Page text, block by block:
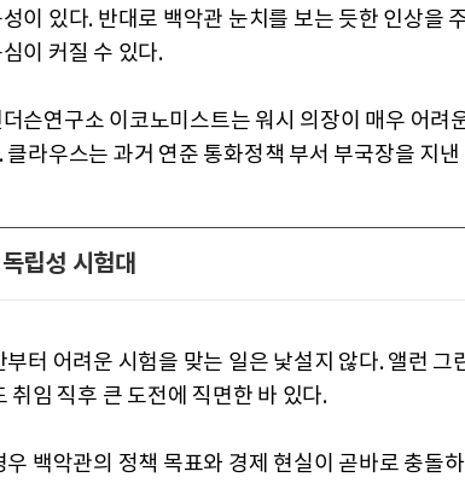
이 있다. 반대로 백악관 눈치를 보는 듯한 인상을
이 커질 수 있다.
슨연구소 이코노미스트는 워시 의장이 매우 어려
클라우스는 과거 연준 통화정책 부서 부국장을 지
립성 시험대
터 어려운 시험을 맞는 일은 낯설지 않다. 앨런 그
취임 직후 큰 도전에 직면한 바 있다.
우 백악관의 정책 목표와 경제 현실이 곧바로 충돌